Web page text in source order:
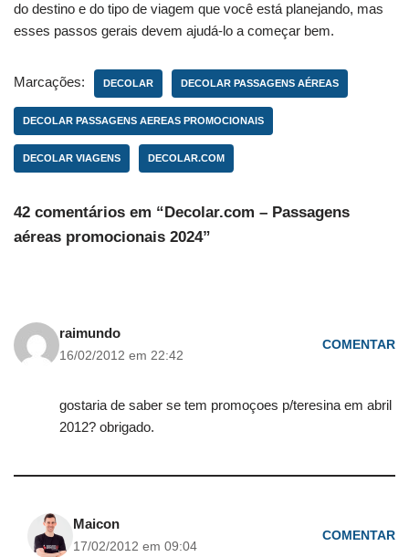
do destino e do tipo de viagem que você está planejando, mas
esses passos gerais devem ajudá-lo a começar bem.
Marcações: DECOLAR DECOLAR PASSAGENS AÉREAS
DECOLAR PASSAGENS AEREAS PROMOCIONAIS
DECOLAR VIAGENS DECOLAR.COM
42 comentários em “Decolar.com – Passagens
aéreas promocionais 2024”
raimundo
16/02/2012 em 22:42
COMENTAR
gostaria de saber se tem promoçoes p/teresina em abril
2012? obrigado.
Maicon
17/02/2012 em 09:04
COMENTAR